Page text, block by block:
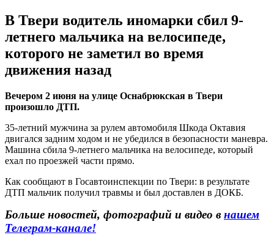
В Твери водитель иномарки сбил 9-
летнего мальчика на велосипеде,
которого не заметил во время
движения назад
Вечером 2 июня на улице Оснабрюкская в Твери
произошло ДТП.
35-летний мужчина за рулем автомобиля Шкода Октавия
двигался задним ходом и не убедился в безопасности маневра.
Машина сбила 9-летнего мальчика на велосипеде, который
ехал по проезжей части прямо.
Как сообщают в Госавтоинспекции по Твери: в результате
ДТП мальчик получил травмы и был доставлен в ДОКБ.
Больше новостей, фотографий и видео в нашем
Телеграм-канале!